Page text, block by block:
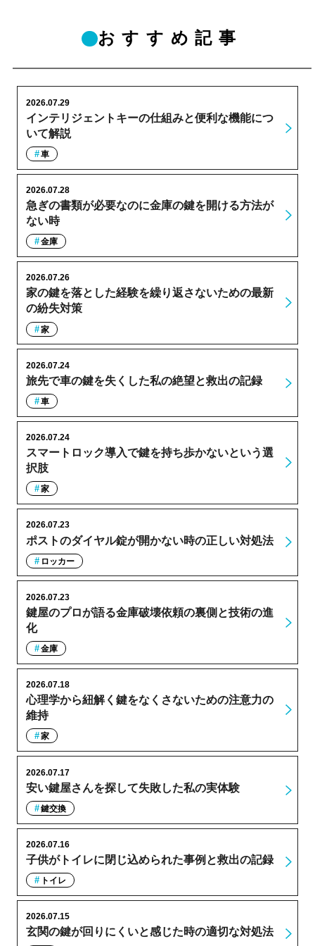
おすすめ記事
インテリジェントキーの仕組みと便利な機能につ
いて解説
2026.07.29
車
急ぎの書類が必要なのに金庫の鍵を開ける方法が
ない時
2026.07.28
金庫
家の鍵を落とした経験を繰り返さないための最新
の紛失対策
2026.07.26
家
旅先で車の鍵を失くした私の絶望と救出の記録
2026.07.24
車
スマートロック導入で鍵を持ち歩かないという選
択肢
2026.07.24
家
ポストのダイヤル錠が開かない時の正しい対処法
2026.07.23
ロッカー
鍵屋のプロが語る金庫破壊依頼の裏側と技術の進
化
2026.07.23
金庫
心理学から紐解く鍵をなくさないための注意力の
維持
2026.07.18
家
安い鍵屋さんを探して失敗した私の実体験
2026.07.17
鍵交換
子供がトイレに閉じ込められた事例と救出の記録
2026.07.16
トイレ
玄関の鍵が回りにくいと感じた時の適切な対処法
2026.07.15